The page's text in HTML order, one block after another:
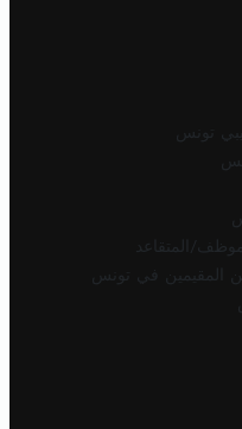
تونس
المتقاعد
المقيمين في تونس